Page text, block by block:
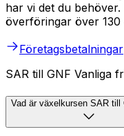
har vi det du
överföringar över 130
Företagsbetalningar
SAR till GNF Vanliga
Vad är växelkursen SAR till